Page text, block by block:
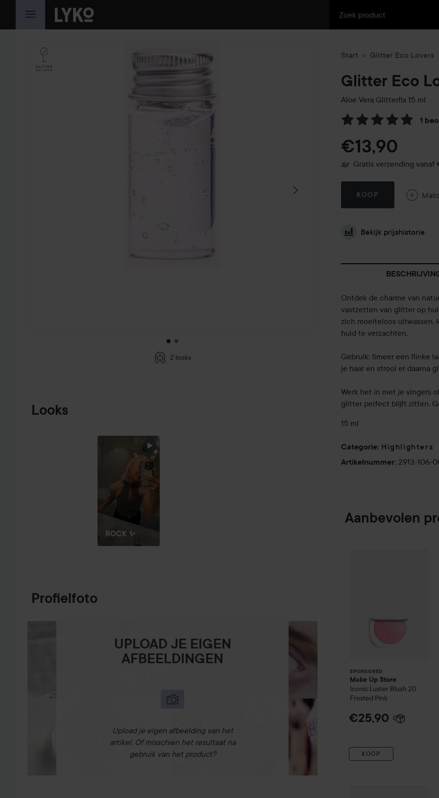
GA NAAR INHOUD
SECTIE OVERSLAAN
2 looks
Looks
ROCK ✨
Profielfoto
UPLOAD JE EIGEN
AFBEELDINGEN
Upload je eigen afbeelding van het
artikel. Of misschien het resultaat na
gebruik van het product?
Start Glitter Eco Lovers
Glitter Eco
Aloe Vera Glitterfix 15 ml
1
Ga naar Reviews & reacties
€13,90
Gratis verzending vanaf
KOOP
Bekijk prijshistorie
Ontdek de charme van
vastzetten van glitter op
zich moeiteloos uitwassen.
huid te verzachten.
Gebruik: Smeer een flinke
je haar en strooi er daarna
Werk het in met je vingers
glitter perfect blijft zitten.
15 ml
Categorie: Highlighters
Artikelnummer: 2913-106-
Aanbevolen
SPONSORED
Make Up Store
Iconic Luster Blush 20
Frosted Pink
€25,90
KOOP